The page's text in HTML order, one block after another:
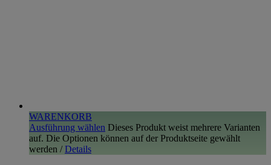
WARENKORB
Ausführung wählen Dieses Produkt weist mehrere Varianten
auf. Die Optionen können auf der Produktseite gewählt
werden / Details